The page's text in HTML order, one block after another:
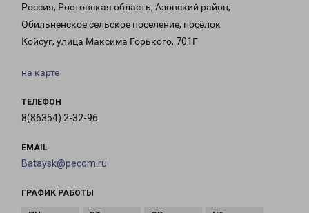
Россия, Ростовская область, Азовский район,
Обильненское сельское поселение, посёлок
Койсуг, улица Максима Горького, 701Г
на карте
ТЕЛЕФОН
8(86354) 2-32-96
EMAIL
Bataysk@pecom.ru
ГРАФИК РАБОТЫ